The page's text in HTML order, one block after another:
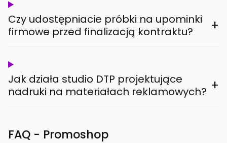
Czy udostępniacie próbki na upominki
firmowe przed finalizacją kontraktu?
+
Jak działa studio DTP projektujące
nadruki na materiałach reklamowych? +
FAQ - Promoshop